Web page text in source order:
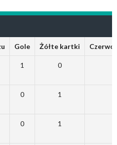
Gole Żółte kartki
1 0
0 1
0 1